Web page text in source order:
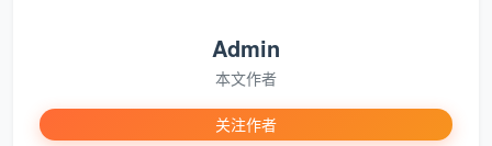
加价，真正规避了坐地起价的顾虑。
不过想要让钱花得科学，必须要明晰日常保洁和深
度保洁的区别
。日常保洁解决的是表面的浮尘与常规生
Admin
本文作者
关注作者